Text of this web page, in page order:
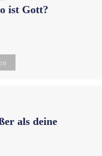
ist Gott?
als deine